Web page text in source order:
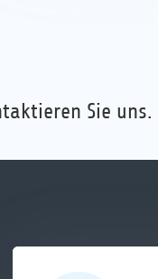
Sie uns.